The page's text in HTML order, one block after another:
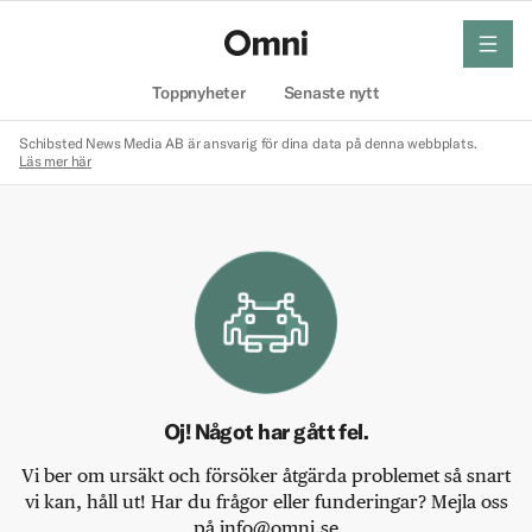
Toppnyheter Senaste nytt
meny
Schibsted News Media AB är ansvarig för dina data på denna webbplats.
Läs mer här
Oj! Något har gått fel.
Vi ber om ursäkt och försöker åtgärda problemet så snart
vi kan, håll ut! Har du frågor eller funderingar? Mejla oss